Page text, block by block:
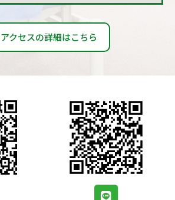
クセスの詳細はこちら